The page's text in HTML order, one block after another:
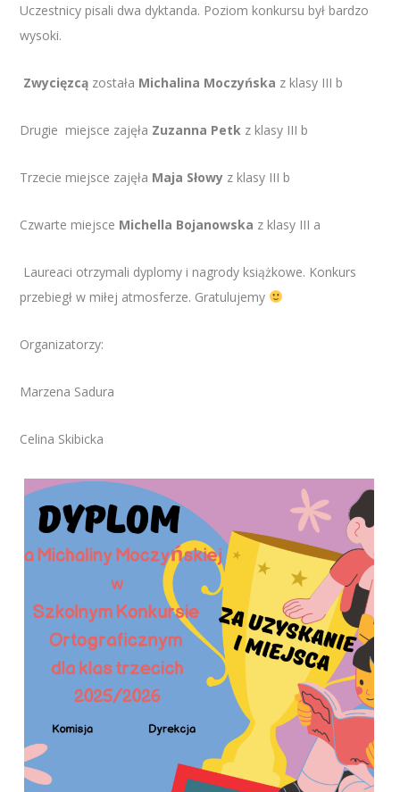
Uczestnicy pisali dwa dyktanda. Poziom konkursu był bardzo
wysoki.
Zwycięzcą została Michalina Moczyńska z klasy III b
Drugie miejsce zajęła Zuzanna Petk z klasy III b
Trzecie miejsce zajęła Maja Słowy z klasy III b
Czwarte miejsce Michella Bojanowska z klasy III a
Laureaci otrzymali dyplomy i nagrody książkowe. Konkurs
przebiegł w miłej atmosferze. Gratulujemy
Organizatorzy:
Marzena Sadura
Celina Skibicka